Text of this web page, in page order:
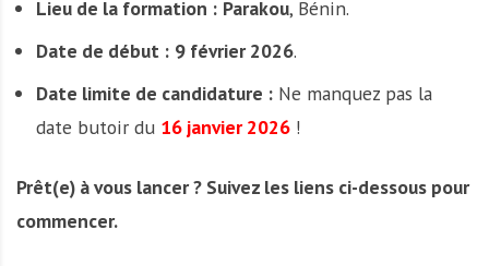
Lieu de la formation : Parakou, Bénin.
Date de début : 9 février 2026.
Date limite de candidature :Ne manquez pas la
date butoir du 16 janvier 2026!
Prêt(e) à vous lancer ? Suivez les liens ci-dessous pour
commencer.